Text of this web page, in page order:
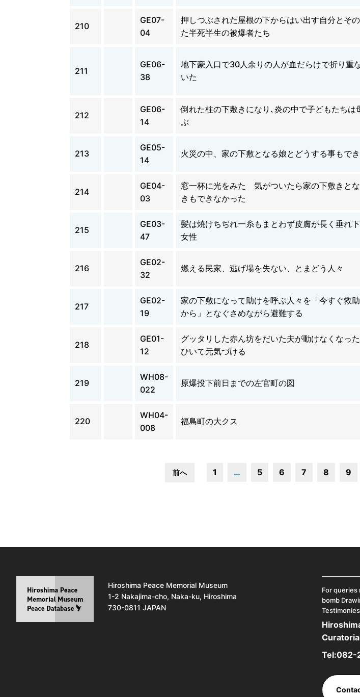
210
GE07-
04
押しつぶされた屋根の下からはい出す自分とそ
た半死半生の被爆者たち
211
GE06-
38
地下豪入口で30人余りの人が血だらけで折り重
いた
212
GE06-
14
倒れた柱の下敷きになり､炎の中で子どもたちは
ぶ
213
GE05-
14
火災の中、家の下敷となる娘とどうする事もで
214
GE04-
03
窓一杯に光をみた 気がついたら家の下敷きと
きもできなかった
215
GE03-
47
髪は焼けちぢれ一糸もまとわず皮膚が長く垂れ
女性
216
GE02-
32
燃える民家、逃げ場を失ない、とまどう人々
217
GE02-
19
家の下敷になって助けを呼ぶ人々を「今すぐ救
から」となぐさめながら避難する
218
GE01-
12
グッタリした赤ん坊をだいた夫が動けなくなっ
ひいて元気づける
219
WH08-
022
原爆投下前日までの左官町の図
220
WH04-
008
福島町の大クス
前へ 1 … 5 6 7 8 9
Hiroshima Peace Memorial Museum
1-2 Nakajima-cho, Naka-ku, Hiroshima
730-0811 JAPAN
For
bomb
Testimonies
Tel:082-